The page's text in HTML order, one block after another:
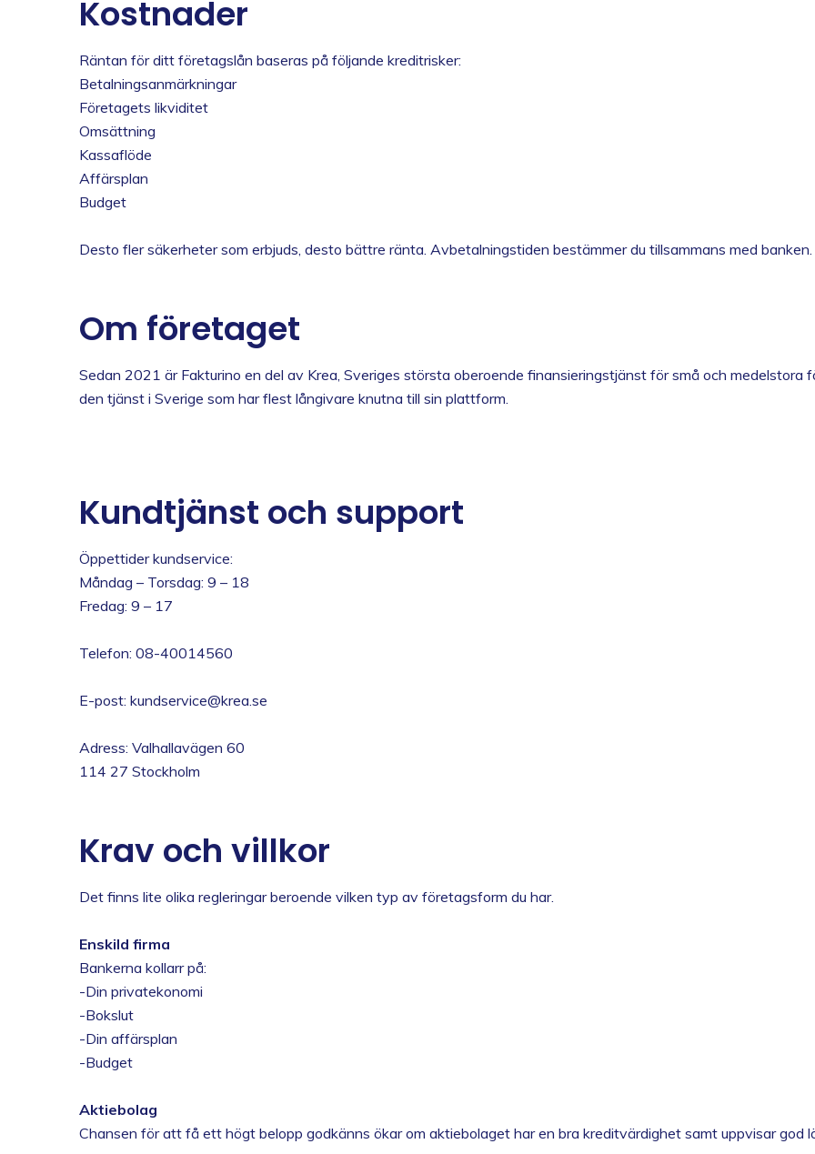
Kostnader
Räntan för ditt företagslån baseras på följande kreditrisker:
Betalningsanmärkningar
Företagets likviditet
Omsättning
Kassaflöde
Affärsplan
Budget
Desto fler säkerheter som erbjuds, desto bättre ränta. Avbetalningstiden bestämmer du tillsammans med banken.
Om företaget
Sedan 2021 är Fakturino en del av Krea, Sveriges största oberoende finansieringstjänst för små och medelstora
den tjänst i Sverige som har flest långivare knutna till sin plattform.
Kundtjänst och support
Öppettider kundservice:
Måndag – Torsdag: 9 – 18
Fredag: 9 – 17
Telefon: 08-40014560
E-post: kundservice@krea.se
Adress: Valhallavägen 60
114 27 Stockholm
Krav och villkor
Det finns lite olika regleringar beroende vilken typ av företagsform du har.
Enskild firma
Bankerna kollarr på:
-Din privatekonomi
-Bokslut
-Din affärsplan
-Budget
Aktiebolag
Chansen för att få ett högt belopp godkänns ökar om aktiebolaget har en bra kreditvärdighet samt uppvisar god